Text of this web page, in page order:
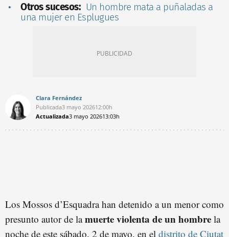
Otros sucesos: Un hombre mata a puñaladas a
una mujer en Esplugues
Clara Fernández
Publicada3 mayo 202612:00h
Actualizada3 mayo 202613:03h
Los Mossos d’Esquadra han detenido a un menor como
presunto autor de lamuerte violenta de un hombre la
noche de este sábado, 2 de mayo, en el distrito de Ciutat